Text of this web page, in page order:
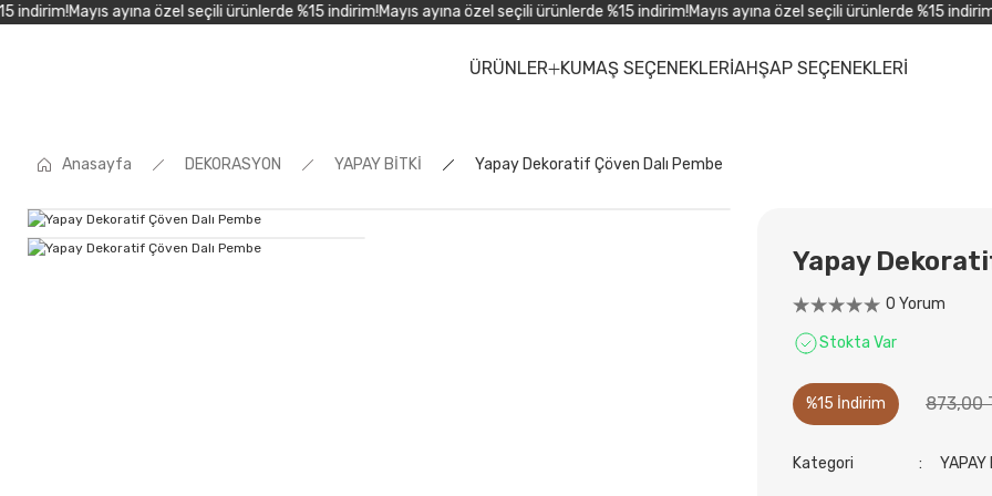
Mayıs ayına özel seçili ürünlerde %15 indirim!Mayıs ayına özel seçili ürünlerde %15 indirim!Mayıs ayına özel seçili ürünlerde %15 indirim!
ÜRÜNLER KUMAŞ SEÇENEKLERİAHŞAP SEÇENEKLERİ
Anasayfa DEKORASYON YAPAY BİTKİ Yapay Dekoratif Çöven Dalı Pembe
Yapay
0 Yorum
Stokta Var
%15 İndirim 873,00
Kategori YAPAY